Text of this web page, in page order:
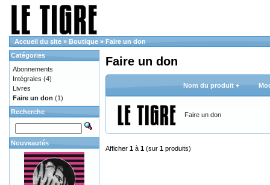
Accueil du site » Boutique » Faire un don
Faire un don
Nom du produit +
Faire un don
Afficher 1 à 1 (sur 1 produits)
Catégories
Abonnements
Intégrales (4)
Livres
Faire un don (1)
Recherche
Nouveautés